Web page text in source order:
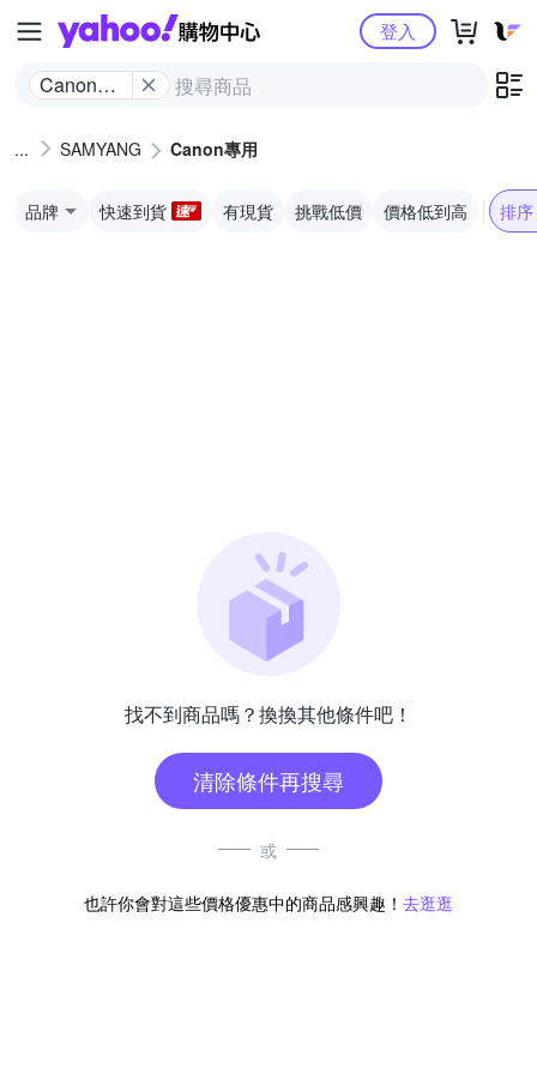
Yahoo購物中心
Canon專
登入
SAMYANG Canon專用
品牌 快速到貨 有現貨 挑戰低價 價格低到高 排序
找不到商品嗎？換換其他條件吧！
清除條件再搜尋
或
也許你會對這些價格優惠中的商品感興趣！ 去逛逛